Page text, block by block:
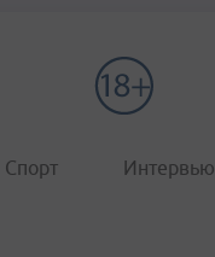
Спорт Интервью